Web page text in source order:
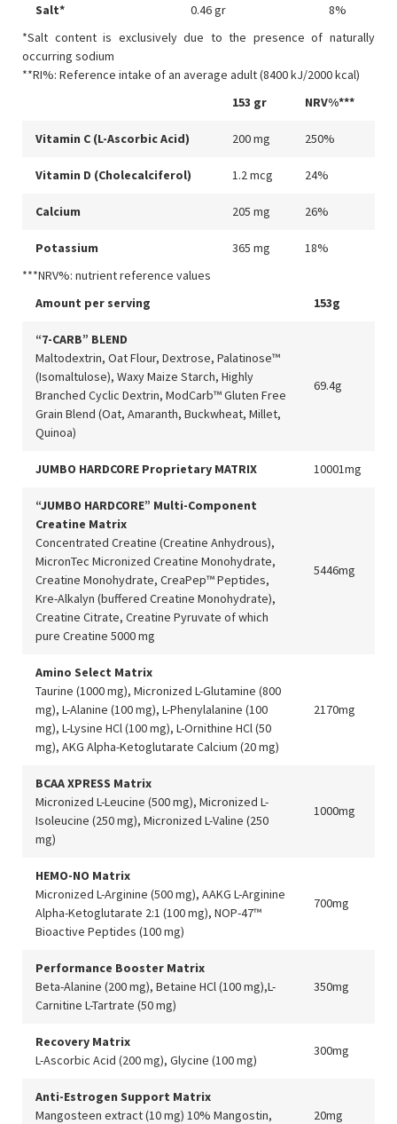
Salt* 0.46 gr
8%
*Salt content is exclusively due to the presence of naturally
occurring sodium
**RI%: Reference intake of an average adult (8400 kJ/2000 kcal)
153 gr
NRV%***
Vitamin C (L-Ascorbic Acid) 200 mg 250%
Vitamin D (Cholecalciferol) 1.2 mcg 24%
Calcium 205 mg 26%
Potassium 365 mg
18%
***NRV%: nutrient reference values
Amount per serving
153g
“7-CARB” BLEND
Maltodextrin, Oat Flour, Dextrose, Palatinose™
(Isomaltulose), Waxy Maize Starch, Highly
Branched Cyclic Dextrin, ModCarb™ Gluten Free
Grain Blend (Oat, Amaranth, Buckwheat, Millet,
Quinoa)
69.4g
JUMBO HARDCORE Proprietary MATRIX 10001mg
“JUMBO HARDCORE” Multi-Component
Creatine Matrix
Concentrated Creatine (Creatine Anhydrous),
MicronTec Micronized Creatine Monohydrate,
Creatine Monohydrate, CreaPep™ Peptides,
Kre-Alkalyn (buffered Creatine Monohydrate),
Creatine Citrate, Creatine Pyruvate of which
pure Creatine 5000 mg
5446mg
Amino Select Matrix
Taurine (1000 mg), Micronized L-Glutamine (800
mg), L-Alanine (100 mg), L-Phenylalanine (100
mg), L-Lysine HCl (100 mg), L-Ornithine HCl (50
mg), AKG Alpha-Ketoglutarate Calcium (20 mg)
2170mg
BCAA XPRESS Matrix
Micronized L-Leucine (500 mg), Micronized L-
Isoleucine (250 mg), Micronized L-Valine (250
mg)
1000mg
HEMO-NO Matrix
Micronized L-Arginine (500 mg), AAKG L-Arginine
Alpha-Ketoglutarate 2:1 (100 mg), NOP-47™
Bioactive Peptides (100 mg)
700mg
Performance Booster Matrix
Beta-Alanine (200 mg), Betaine HCl (100 mg),L-
Carnitine L-Tartrate (50 mg)
350mg
Recovery Matrix
L-Ascorbic Acid (200 mg), Glycine (100 mg)
300mg
Anti-Estrogen Support Matrix
Mangosteen extract (10 mg) 10% Mangostin,
20mg